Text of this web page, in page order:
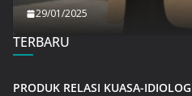
29/01/2025
TERBARU
PRODUK RELASI KUASA-